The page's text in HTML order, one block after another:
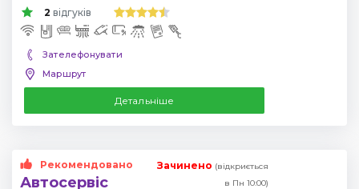
2 відгуків
Зателефонувати
Маршрут
Детальніше
Рекомендовано
Автосервіс
Зачинено (відкриється
в Пн 10:00)